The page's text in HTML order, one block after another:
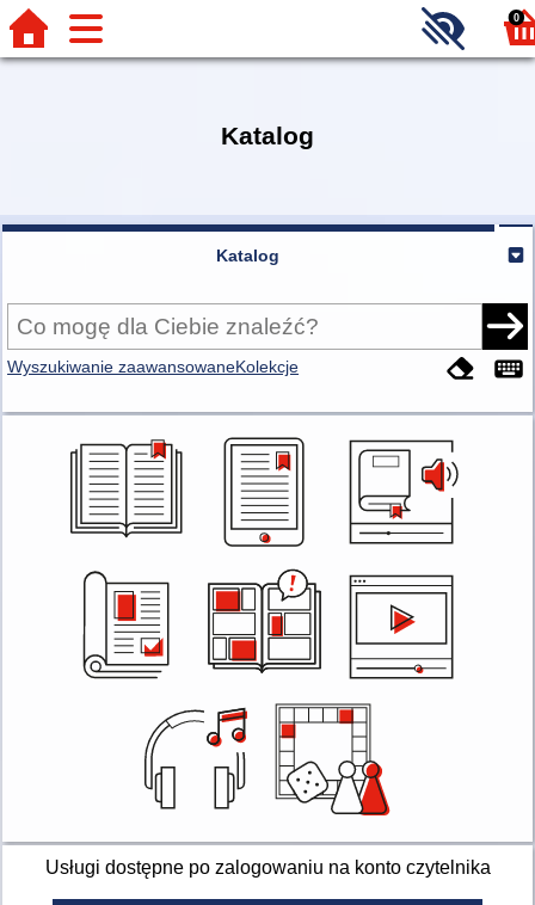
0
Katalog
Katalog
Wyszukiwanie zaawansowaneKolekcje
Usługi dostępne po zalogowaniu na konto czytelnika